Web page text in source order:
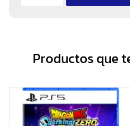
Productos que